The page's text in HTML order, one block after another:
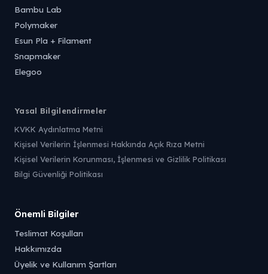
Bambu Lab
Polymaker
Esun Pla + Filament
Snapmaker
Elegoo
Yasal Bilgilendirmeler
KVKK Aydınlatma Metni
Kişisel Verilerin İşlenmesi Hakkında Açık Rıza Metni
Kişisel Verilerin Korunması, İşlenmesi ve Gizlilik Politikası
Bilgi Güvenliği Politikası
Önemli Bilgiler
Teslimat Koşulları
Hakkımızda
Üyelik ve Kullanım Şartları